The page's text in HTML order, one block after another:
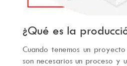
¿Qué es la
Cuando tenemos un
son necesarios un proceso y